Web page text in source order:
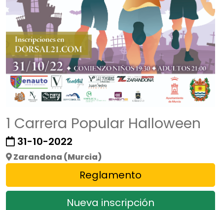
1 Carrera Popular Halloween
31-10-2022
Zarandona (Murcia)
Reglamento
Nueva inscripción